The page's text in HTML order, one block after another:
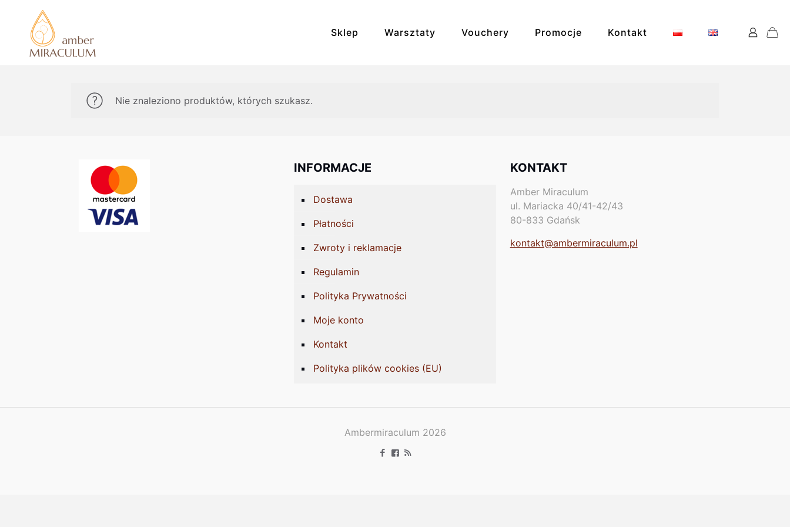
Sklep Warsztaty Vouchery Promocje Kontakt
Nie znaleziono produktów, których szukasz.
INFORMACJE
Dostawa
Płatności
Zwroty i reklamacje
Regulamin
Polityka Prywatności
Moje konto
Kontakt
Polityka plików cookies (EU)
KONTAKT
Amber Miraculum
ul. Mariacka 40/41-42/43
80-833 Gdańsk
kontakt@ambermiraculum.pl
Ambermiraculum 2026